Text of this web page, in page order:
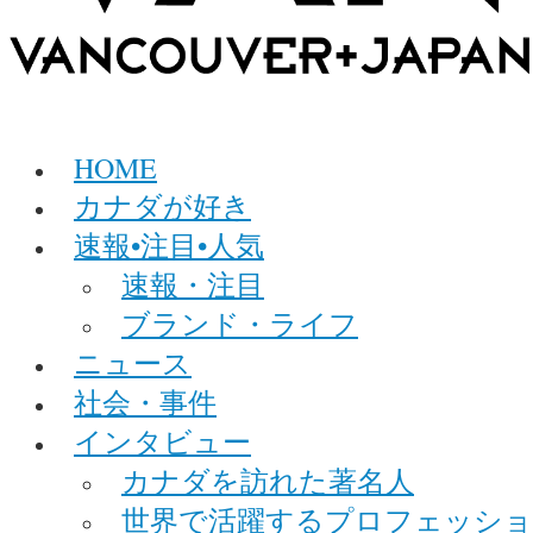
HOME
カナダが好き
速報•注目•人気
速報・注目
ブランド・ライフ
ニュース
社会・事件
インタビュー
カナダを訪れた著名人
世界で活躍するプロフェッシ